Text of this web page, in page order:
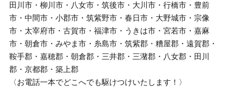
田川市・柳川市・八女市・筑後市・大川市・行橋市・豊前
市・中間市・小郡市・筑紫野市・春日市・大野城市・宗像
市・太宰府市・古賀市・福津市・うきは市・宮若市・嘉麻
市・朝倉市・みやま市・糸島市・筑紫郡・糟屋郡・遠賀郡・
鞍手郡・嘉穂郡・朝倉郡・三井郡・三潴郡・八女郡・田川
郡・京都郡・築上郡
〈お電話一本でどこへでも駆けつけいたします！〉